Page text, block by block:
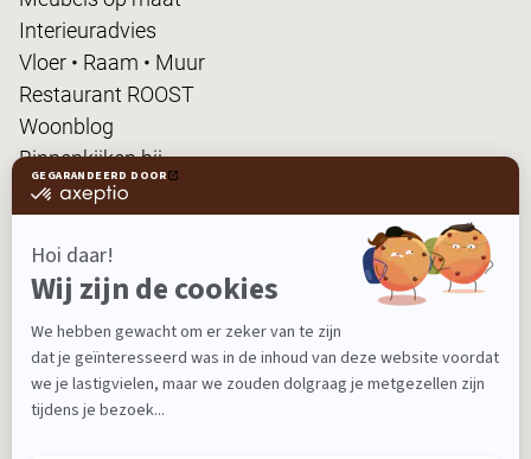
Interieuradvies
Vloer • Raam • Muur
Restaurant ROOST
Woonblog
Binnenkijken bij...
FanPas
Ontvang nieuws, tips en de laatste acties!